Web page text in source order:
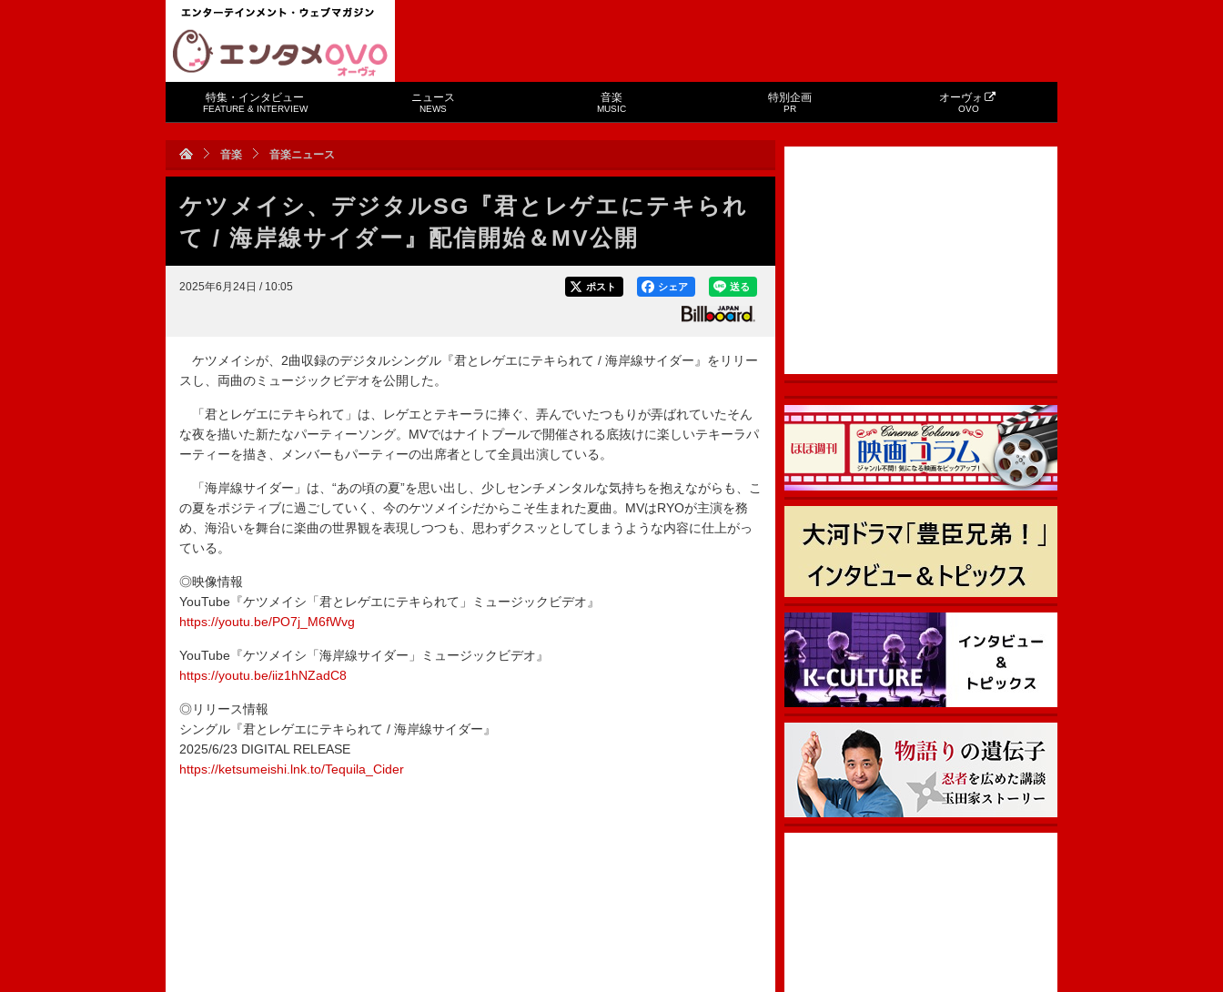
特集・インタビュー
FEATURE & INTERVIEW
ニュース
NEWS
音楽
MUSIC
特別企画
PR
オーヴォ
OVO
音楽 音楽ニュース
ケツメイシ、デジタルSG『君とレゲエにテキられ
て / 海岸線サイダー』配信開始＆MV公開
2025年6月24日 / 10:05 送る
シェア
ポスト
ケツメイシが、2曲収録のデジタルシングル『君とレゲエにテキられて / 海岸線サイダー』をリリー
スし、両曲のミュージックビデオを公開した。
「君とレゲエにテキられて」は、レゲエとテキーラに捧ぐ、弄んでいたつもりが弄ばれていたそん
な夜を描いた新たなパーティーソング。MVではナイトプールで開催される底抜けに楽しいテキーラパ
ーティーを描き、メンバーもパーティーの出席者として全員出演している。
「海岸線サイダー」は、“あの頃の夏”を思い出し、少しセンチメンタルな気持ちを抱えながらも、こ
の夏をポジティブに過ごしていく、今のケツメイシだからこそ生まれた夏曲。MVはRYOが主演を務
め、海沿いを舞台に楽曲の世界観を表現しつつも、思わずクスッとしてしまうような内容に仕上がっ
ている。
◎映像情報
YouTube『ケツメイシ「君とレゲエにテキられて」ミュージックビデオ』
https://youtu.be/PO7j_M6fWvg
YouTube『ケツメイシ「海岸線サイダー」ミュージックビデオ』
https://youtu.be/iiz1hNZadC8
◎リリース情報
シングル『君とレゲエにテキられて / 海岸線サイダー』
2025/6/23 DIGITAL RELEASE
https://ketsumeishi.lnk.to/Tequila_Cider